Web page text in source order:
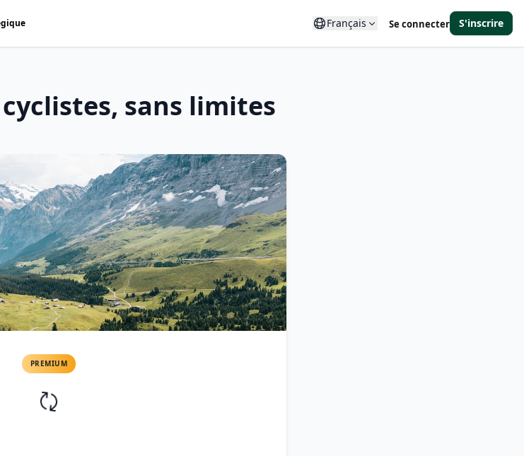
Français Se connecter S'inscrire
sans limites
PREMIUM